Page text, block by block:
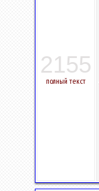
2155
полный текст